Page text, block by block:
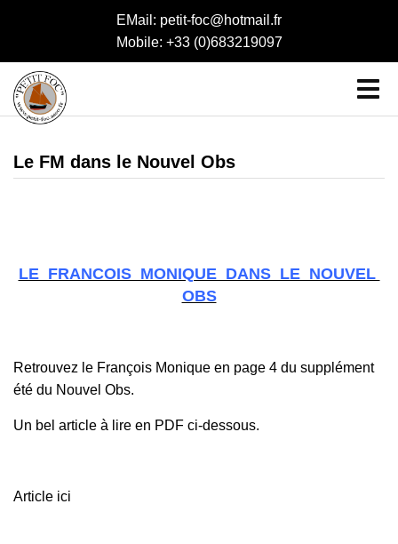
EMail: petit-foc@hotmail.fr
Mobile: +33 (0)683219097
Le FM dans le Nouvel Obs
LE FRANCOIS MONIQUE DANS LE NOUVEL
OBS
Retrouvez le François Monique en page 4 du supplément
été du Nouvel Obs.
Un bel article à lire en PDF ci-dessous.
Article ici